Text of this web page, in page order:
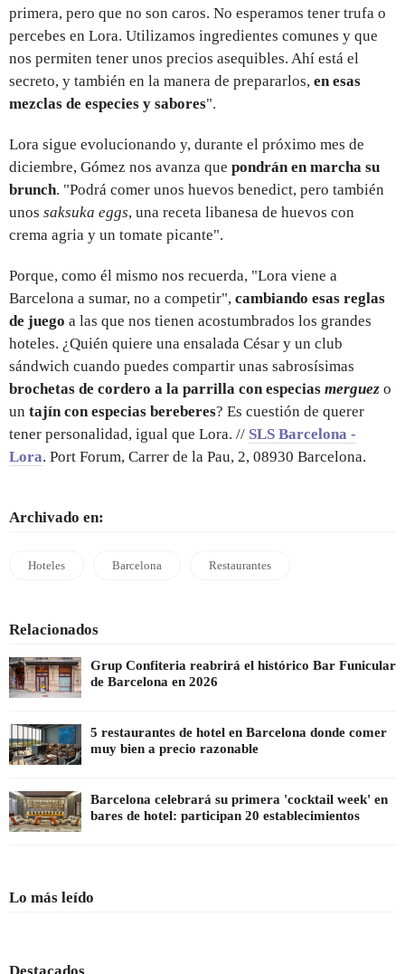
primera, pero que no son caros. No esperamos tener trufa o
percebes en Lora. Utilizamos ingredientes comunes y que
nos permiten tener unos precios asequibles. Ahí está el
secreto, y también en la manera de prepararlos, en esas
mezclas de especies y sabores".
Lora sigue evolucionando y, durante el próximo mes de
diciembre, Gómez nos avanza que pondrán en marcha su
brunch. "Podrá comer unos huevos benedict, pero también
unos saksuka eggs, una receta libanesa de huevos con
crema agria y un tomate picante".
Porque, como él mismo nos recuerda, "Lora viene a
Barcelona a sumar, no a competir", cambiando esas reglas
de juego a las que nos tienen acostumbrados los grandes
hoteles. ¿Quién quiere una ensalada César y un club
sándwich cuando puedes compartir unas sabrosísimas
brochetas de cordero a la parrilla con especias merguez o
un tajín con especias bereberes? Es cuestión de querer
tener personalidad, igual que Lora. // SLS Barcelona -
Lora. Port Forum, Carrer de la Pau, 2, 08930 Barcelona.
Archivado en:
Hoteles Barcelona Restaurantes
Relacionados
Grup Confiteria reabrirá el histórico Bar Funicular
de Barcelona en 2026
5 restaurantes de hotel en Barcelona donde comer
muy bien a precio razonable
Barcelona celebrará su primera 'cocktail week' en
bares de hotel: participan 20 establecimientos
Lo más leído